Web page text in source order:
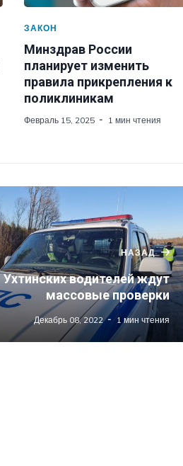
ЗАКОН
Минздрав России
планирует изменить
правила прикрепления к
поликлиникам
Февраль 15, 2025 1 мин чтения
НАЗАД
Ухтинских водителей ждут
массовые проверки
Декабрь 08, 2022 1 мин чтения